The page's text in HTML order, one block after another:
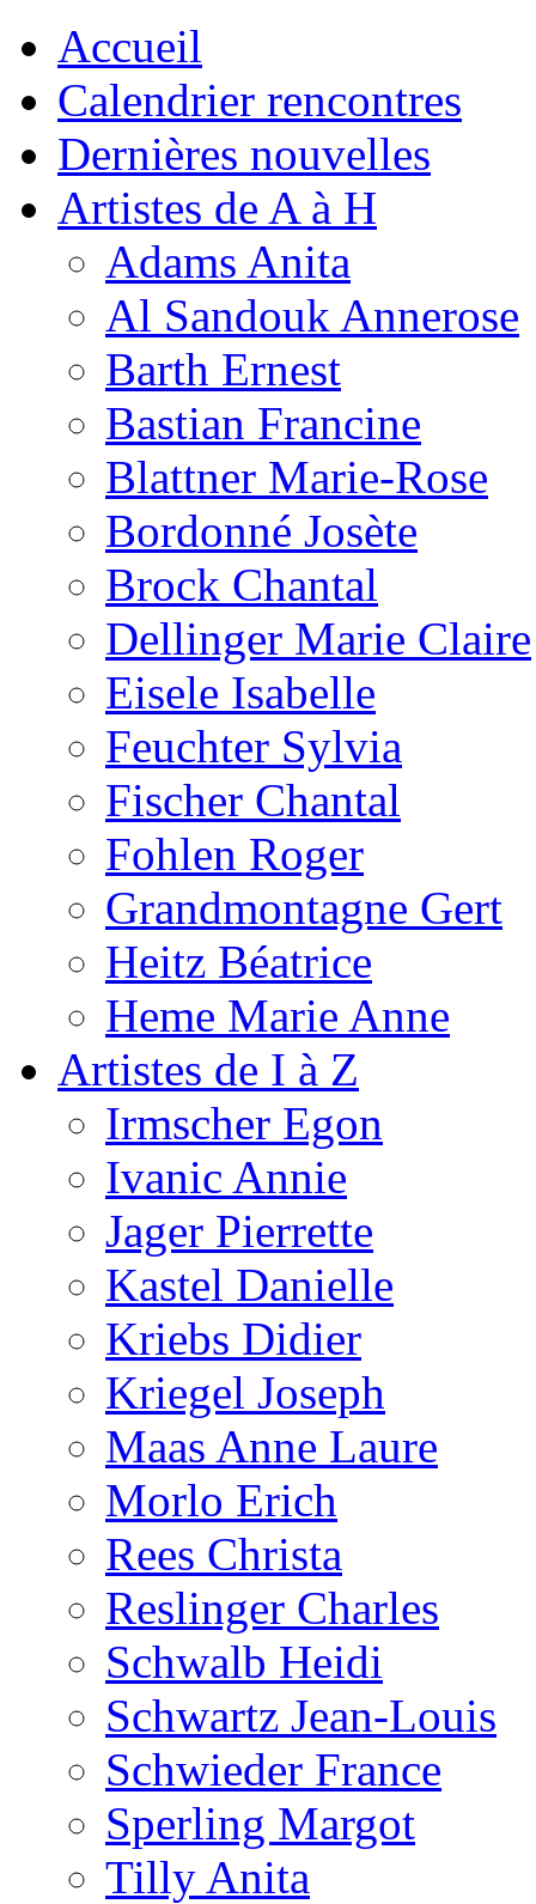
Accueil
Calendrier rencontres
Dernières nouvelles
Artistes de A à H
Adams Anita
Al Sandouk Annerose
Barth Ernest
Bastian Francine
Blattner Marie-Rose
Bordonné Josète
Brock Chantal
Dellinger Marie Claire
Eisele Isabelle
Feuchter Sylvia
Fischer Chantal
Fohlen Roger
Grandmontagne Gert
Heitz Béatrice
Heme Marie Anne
Artistes de I à Z
Irmscher Egon
Ivanic Annie
Jager Pierrette
Kastel Danielle
Kriebs Didier
Kriegel Joseph
Maas Anne Laure
Morlo Erich
Rees Christa
Reslinger Charles
Schwalb Heidi
Schwartz Jean-Louis
Schwieder France
Sperling Margot
Tilly Anita